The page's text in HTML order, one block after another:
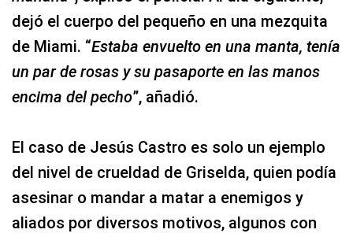
dejó el cuerpo del pequeño en una mezquita
de Miami. “Estaba envuelto en una manta, tenía
un par de rosas y su pasaporte en las manos
encima del pecho”, añadió.
El caso de Jesús Castro es solo un ejemplo
del nivel de crueldad de Griselda, quien podía
asesinar o mandar a matar a enemigos y
aliados por diversos motivos, algunos con